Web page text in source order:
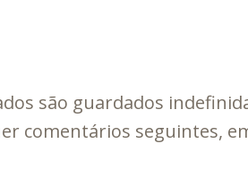
são guardados
comentários seguintes,